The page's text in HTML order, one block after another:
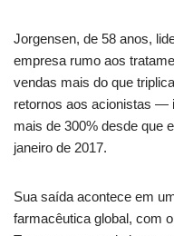
Jorgensen, de 58 anos,
empresa rumo aos
vendas mais do que
retornos aos acionistas —
mais de 300% desde que
janeiro de 2017.
Sua saída acontece em
farmacêutica global, com